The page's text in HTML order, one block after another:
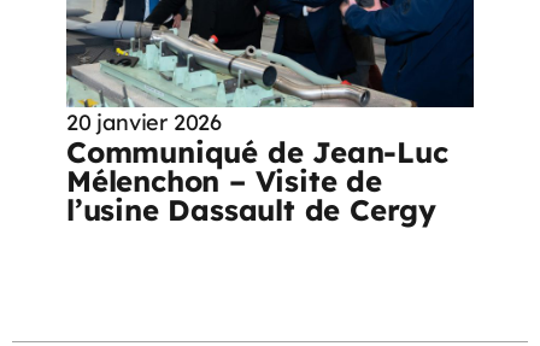
20 janvier 2026
Communiqué de Jean-Luc
Mélenchon – Visite de
l’usine Dassault de Cergy